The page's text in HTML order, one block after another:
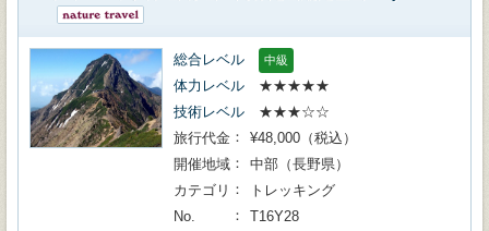
総合レベル 中級
体力レベル
★★★★★
技術レベル
★★★☆☆
旅行代金
¥48,000（税込）
開催地域
中部（長野県）
カテゴリ
トレッキング
No.
T16Y28